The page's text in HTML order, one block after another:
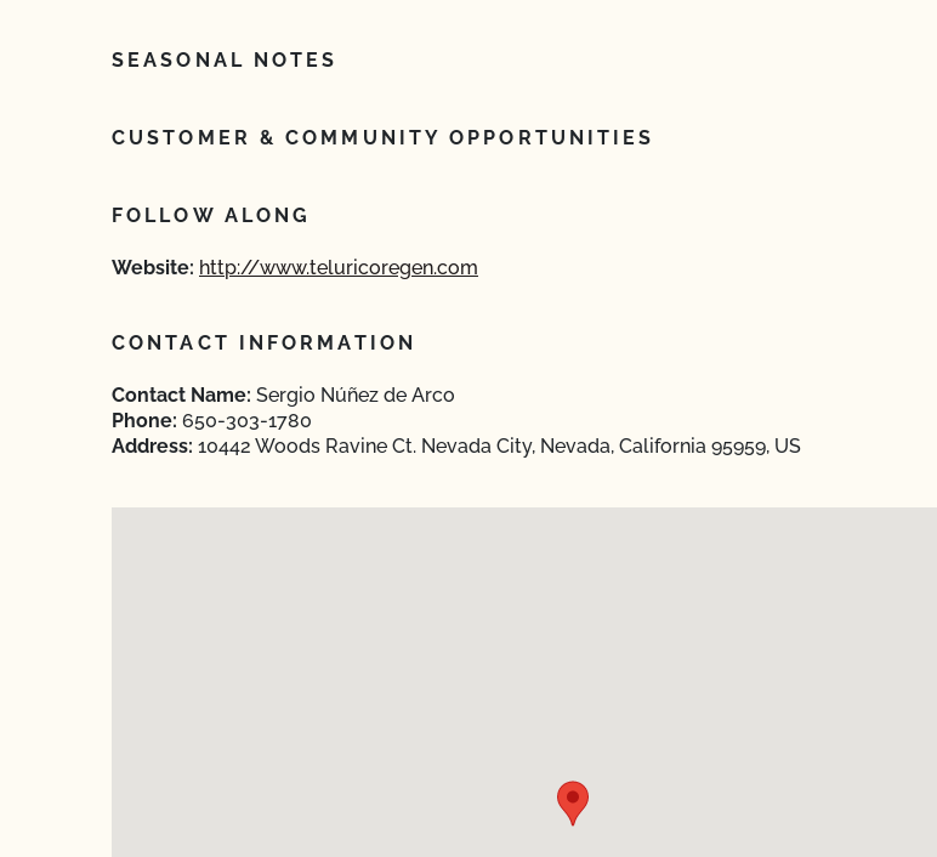
SEASONAL NOTES
CUSTOMER & COMMUNITY OPPORTUNITIES
FOLLOW ALONG
Website: http://www.teluricoregen.com
CONTACT INFORMATION
Contact Name: Sergio Núñez de Arco
Phone: 650-303-1780
Address: 10442 Woods Ravine Ct. Nevada City, Nevada, California 95959, US